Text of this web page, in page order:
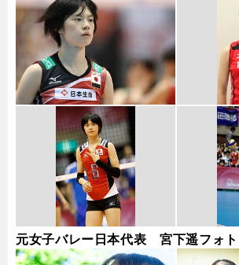
元女子バレー日本代表 宮下遥フォ